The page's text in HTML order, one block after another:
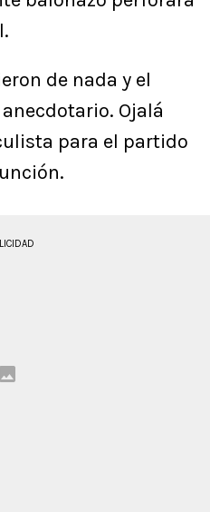
de nada y el
Ojalá
para el partido